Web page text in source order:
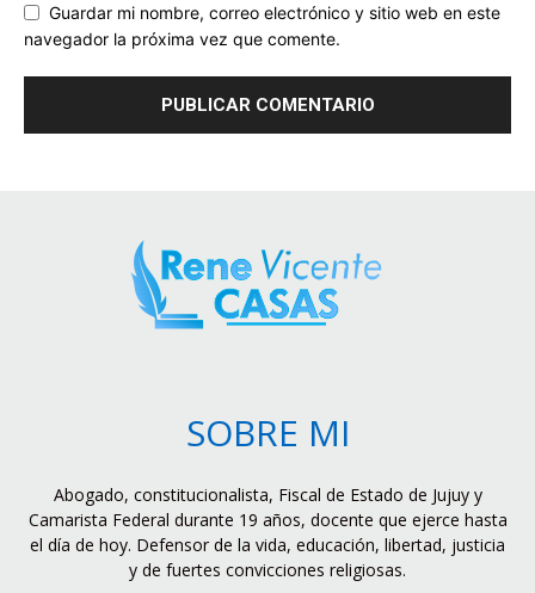
Guardar mi nombre, correo electrónico y sitio web en este
navegador la próxima vez que comente.
SOBRE MI
Abogado, constitucionalista, Fiscal de Estado de Jujuy y
Camarista Federal durante 19 años, docente que ejerce hasta
el día de hoy. Defensor de la vida, educación, libertad, justicia
y de fuertes convicciones religiosas.